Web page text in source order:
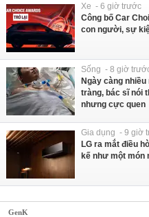
Xe - 6 giờ trước
Công bố Car
con người, sự
Sống - 8 giờ
Ngày càng
tràng, bác sĩ nói
nhưng cực quen
Gia dụng - 9 giờ
LG ra mắt điều
kế như một món
GenK